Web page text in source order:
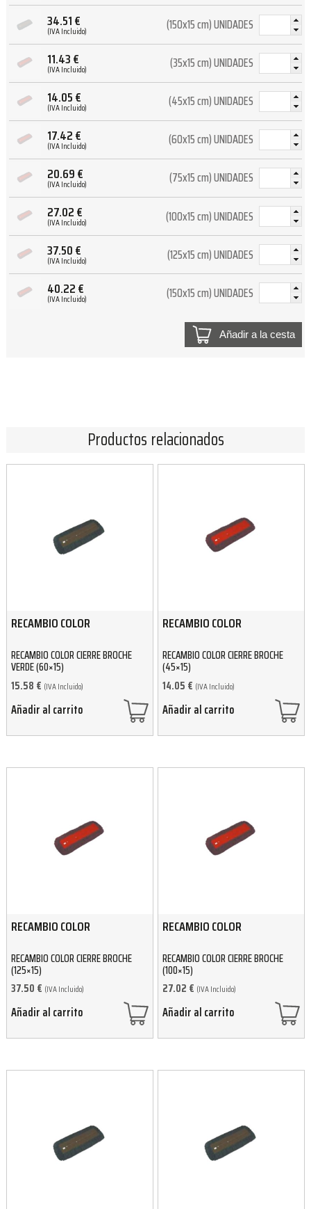
34.51€
(IVA Incluido) (150x15 cm) UNIDADES
11.43€
(IVA Incluido) (35x15 cm) UNIDADES
14.05€
(IVA Incluido) (45x15 cm) UNIDADES
17.42€
(IVA Incluido) (60x15 cm) UNIDADES
20.69€
(IVA Incluido) (75x15 cm) UNIDADES
27.02€
(IVA Incluido) (100x15 cm) UNIDADES
37.50€
(IVA Incluido) (125x15 cm) UNIDADES
40.22€
(IVA Incluido) (150x15 cm) UNIDADES
Añadir a la cesta
Productos relacionados
RECAMBIO COLOR
RECAMBIO COLOR CIERRE BROCHE
VERDE (60×15)
15.58 € (IVA Incluido)
Añadir al carrito
RECAMBIO COLOR
RECAMBIO COLOR CIERRE BROCHE
(45×15)
14.05 € (IVA Incluido)
Añadir al carrito
RECAMBIO COLOR
RECAMBIO COLOR CIERRE BROCHE
(125×15)
37.50 € (IVA Incluido)
Añadir al carrito
RECAMBIO COLOR
RECAMBIO COLOR CIERRE BROCHE
(100×15)
27.02 € (IVA Incluido)
Añadir al carrito